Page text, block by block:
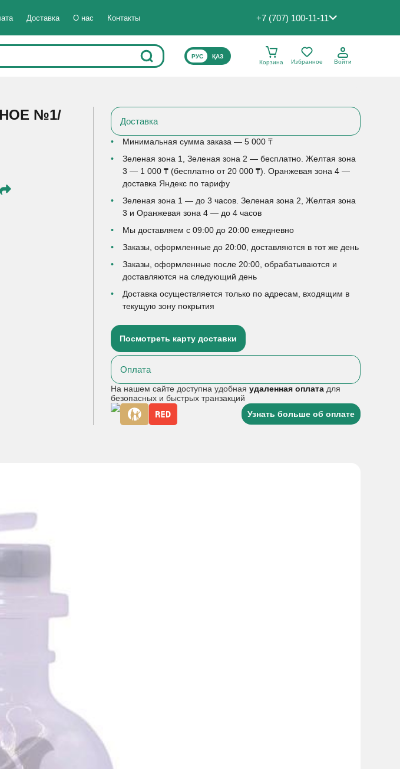
Доставка О нас Контакты +7 (707) 100-11-11
ВЫБЕРИТЕ ЯЗЫК САЙТА
РУС
ҚАЗ
Корзина
Избранное Войти
№1/
Доставка
Минимальная сумма заказа — 5 000 ₸
Зеленая зона 1, Зеленая зона 2 — бесплатно. Желтая зона
3 — 1 000 ₸ (бесплатно от 20 000 ₸). Оранжевая зона 4 —
доставка Яндекс по тарифу
Зеленая зона 1 — до 3 часов. Зеленая зона 2, Желтая зона
3 и Оранжевая зона 4 — до 4 часов
Мы доставляем с 09:00 до 20:00 ежедневно
Заказы, оформленные до 20:00, доставляются в тот же день
Заказы, оформленные после 20:00, обрабатываются и
доставляются на следующий день
Доставка осуществляется только по адресам, входящим в
текущую зону покрытия
Посмотреть карту доставки
Оплата
На нашем сайте доступна удобнаяудаленная оплата для
безопасных и быстрых транзакций
Узнать больше об оплате